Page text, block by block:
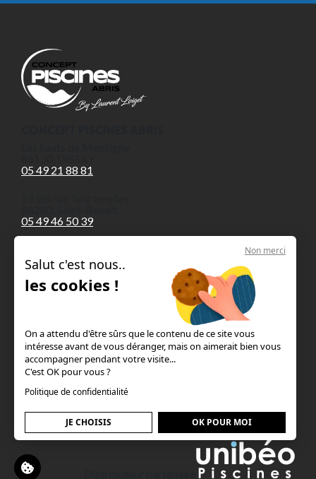
05 49 21 88 81
05 49 46 50 39
Le concept
Les guides & astuces
Mentions légales
Non merci
Salut c'est nous..
les cookies !
On a attendu d'être sûrs que le contenu de ce site vous
intéresse avant de vous déranger, mais on aimerait bien vous
accompagner pendant votre visite...
C'est OK pour vous ?
Politique de confidentialité
JE CHOISIS OK POUR MOI